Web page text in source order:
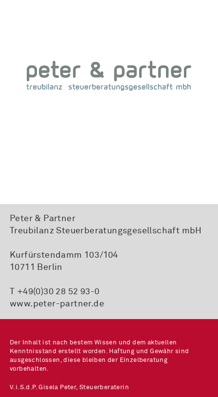
Peter & Partner
Treubilanz Steuerberatungsgesellschaft mbH
Kurfürstendamm 103/104
10711 Berlin
T +49(0)30 28 52 93-0
www.peter-partner.de
Der Inhalt ist nach bestem Wissen und dem aktuellen
Kenntnisstand erstellt worden. Haftung und Gewähr sind
ausgeschlossen, diese bleiben der Einzelberatung
vorbehalten.
V.i.S.d.P. Gisela Peter, Steuerberaterin